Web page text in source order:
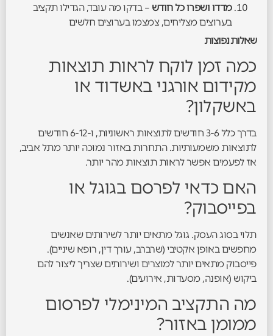
מדדו ושפרו כל חודש – בדקו מה עובד, הגדילו תקציב
בערוצים מצליחים, צמצמו בערוצים חלשים
שאלות נפוצות
כמה זמן לוקח לראות תוצאות
מקידום אורגני באשדוד או
באשקלון?
בדרך כלל 3-6 חודשים לתוצאות ראשוניות, ו-6-12 חודשים
לתוצאות משמעותיות. התחרות באזור נמוכה יותר מתל אביב,
אז לפעמים אפשר לראות תוצאות מהר יותר.
האם כדאי לפרסם בגוגל או
בפייסבוק?
תלוי בסוג העסק. גוגל מתאים יותר לשירותים שאנשים
מחפשים באופן אקטיבי (שרברב, עורך דין, רופא שיניים).
פייסבוק מתאים יותר למוצרים ושירותים שצריך ליצור להם
ביקוש (אופנה, מסעדות, אירועים).
מה התקציב המינימלי לפרסום
ממומן באזור?